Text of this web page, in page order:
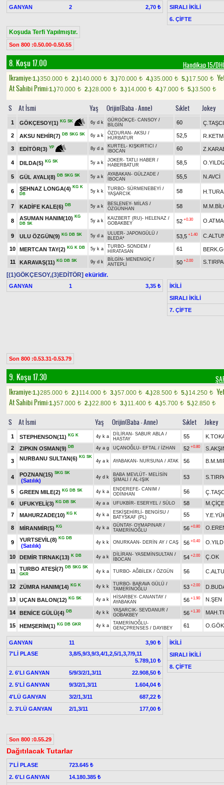
GANYAN 2 2,70 ₺
SIRALI İKİLİ
6. ÇİFTE
Koşuda Terfi Yapılmıştır.
Son 800 :0.50.00-0.50.55
8. Koşu 17.00 Handikap 15/
Ikramiye:1.)350.000 t 2.)140.000 t 3.)70.000 t 4.)35.000 t 5.)17.500 t
At Sahibi Primi:1.)70.000 t 2.)28.000 t 3.)14.000 t 4.)7.000 t 5.)3.500 t
S At İsmi Yaş Orijin(Baba - Anne) Sıklet Jokey
1 GÖKÇESOY(1) KG SK 6y d k GÜRGÖKÇE- CANSOY /
BİLGİN
60 Ç.TAŞCI
2 AKSU NEHİR(7) DB SKG SK 6y a k ÖZDURAN - AKSU /
HÜRBATUR
52,5
3 EDİTÖR(3) YP 8y d a KURTEL- KIŞKIRTICI
/
İBOCAN
60
4 DILDA(5) KG SK 5y a k JOKER- TATLI HABER /
HABERBATUR
58,5
5 GÜL AYALI(8) DB SKG SK 5y a k AYABAKAN - GÜLZADE /
İBOCAN
55,5 N.AVCİ
6 ŞEHNAZ LONGA(4) KG K
DB
5y k k TURBO- SÜRMENEBEYİ /
YAŞARCIK
58
7 KADİFE KALE(6) DB 5y a k BESLENEY- MİLAS /
ÖZGÜNHAN
58
8 ASUMAN HANIM(10) KG
DB SK
5y a k KAIZBERT (RU)- HELENAZ /
GOBAKBEY
52 +0.30
9 ULU ÖZGÜN(9) KG DB SK 5y d a ULUER- JAPONGÜLÜ /
BLEDA*
53,5 +1.40
10 MERTCAN TAY(2) KG K DB 5y k a TURBO- SONDEM /
HİRATASAN
61
11 KARAVAŞ(11) KG DB SK 9y d k BİLGİN - MENENGİÇ /
ANTEPLİ
50 +2.00
[(1)GÖKÇESOY,(3)EDİTÖR] eküridir.
GANYAN 1 3,35 ₺
İKİLİ
SIRALI İKİLİ
7. ÇİFTE
Son 800 :0.53.31-0.53.79
9. Koşu 17.30
Ikramiye:1.)285.000 t 2.)114.000 t 3.)57.000 t 4.)28.500 t 5.)14.250 t
At Sahibi Primi:1.)57.000 t 2.)22.800 t 3.)11.400 t 4.)5.700 t 5.)2.850 t
S At İsmi Yaş Orijin(Baba - Anne) Sıklet Jokey
1 STEPHENSON(11) KG K 4y k a DİLİRAN - SABUR ABLA /
HASTAY
55
2
ZIPKIN OSMAN(9) DB 4y a g UÇANOĞLU- EFTAL / İZHAN 52 +0.80
3 NURBANU SULTAN(6) KG SK
4y a k AYABAKAN - NURSUNA / ATAK 56
4 POZNAN(15) SKG SK
(Satılık)
4y d k BABA MEVLÜT- MELİSİN
ŞİMALİ / AL-IŞIK 53
5 GREEN MILE(2) KG DB SK 4y k a ENDEREFE- CANIM /
ODİNHAN
56
6
UFUKYELİ(3) KG DB SK 4y a a UFUKBİR- ESERYEL / SÜLO 58
7
MAHURZADE(10) KG K 4y k a ESKİŞEHİRLİ - BENGİSU /
BATYSKAF (PL)
55
8 MİRANMİR(5) KG 4y k a GÜNTAY- OYMAPINAR /
TAMERİNOĞLU
56 +0.80
9 YURTSEVİL(8) KG DB
(Satılık)
4y k k ONURKAAN - DERİN AY / CAŞ 56 +0.40
10 DEMİR TIRNAK(13) K DB 4y a k DİLİRAN - YASEMİNSULTAN /
İBOCAN
54 +2.00 Ç.OK
11 TURBO ATEŞİ(7) DB SKG SK
GKR
4y k a TURBO- AĞBİLEK / ÖZGÜN 56
12 ZÜMRA HANIM(14) KG K 4y k k TURBO- BARAVA GÜLÜ /
TAMERİNOĞLU
53 +2.00
13 UÇAN BALON(12) KG SK 4y a k HİSARBEY- CANANTAY /
AYABAKAN
56 +1.90 N.ŞEN
14 BENİCE GÜLÜ(4) DB 4y k k YAŞARCIK- SEVDANUR /
GOBAKBEY
56 +1.30
15 HEMŞERİM(1) KG DB GKR 4y k a TAMERİNOĞLU-
GENÇPRENSES / DAYIBEY 61
GANYAN 11
3,90 ₺
7'Lİ PLASE
3,8/5,9/3,9/3,4/1,2,5/1,3,7/9,11
5.789,10 ₺
2. 6'LI GANYAN
5/9/3/2/1,3/11
22.908,50 ₺
2. 5'Lİ GANYAN
9/3/2/1,3/11
1.604,04 ₺
4'LÜ GANYAN
3/2/1,3/11
687,22 ₺
2. 3'LÜ GANYAN
2/1,3/11 177,00 ₺
İKİLİ
SIRALI İKİLİ
8. ÇİFTE
Son 800 :0.55.29
Dağıtılacak Tutarlar
7'Lİ PLASE
723.645 ₺
2. 6'LI GANYAN
14.180.385 ₺